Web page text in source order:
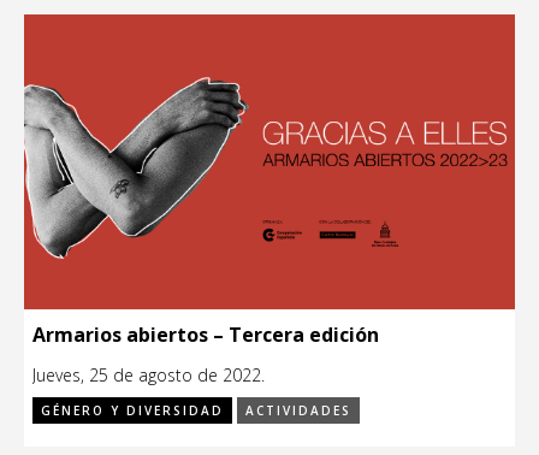
Armarios abiertos – Tercera edición
Jueves, 25 de agosto de 2022.
GÉNERO Y DIVERSIDAD ACTIVIDADES